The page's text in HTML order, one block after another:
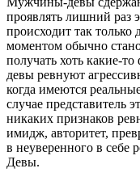
проявлять лишний раз
происходит так
моментом обычно
получать хоть какие-
девы ревнуют
когда имеются
случае представитель
никаких признаков
имидж, авторитет,
в неуверенного в себе
Девы.